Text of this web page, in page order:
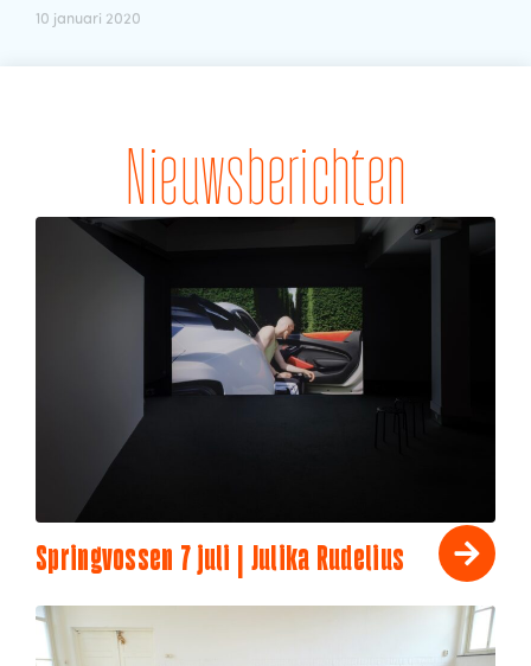
10 januari 2020
Nieuwsberichten
Springvossen 7 juli | Julika Rudelius